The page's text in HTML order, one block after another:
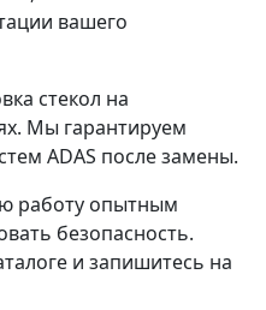
вашего
стекол на
Мы гарантируем
ADAS после замены.
работу опытным
безопасность.
и запишитесь на